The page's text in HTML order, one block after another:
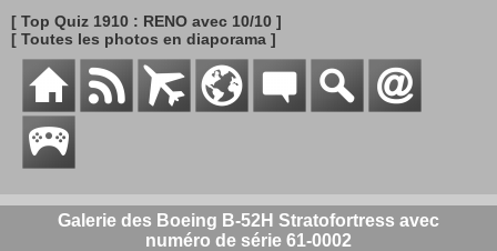
[ Top Quiz 1910 : RENO avec 10/10 ]
[ Toutes les photos en diaporama ]
Galerie des Boeing B-52H Stratofortress avec
numéro de série 61-0002